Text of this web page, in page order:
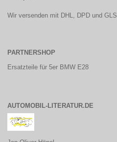
Wir versenden mit DHL, DPD und GLS.
PARTNERSHOP
Ersatzteile für 5er BMW E28
AUTOMOBIL-LITERATUR.DE